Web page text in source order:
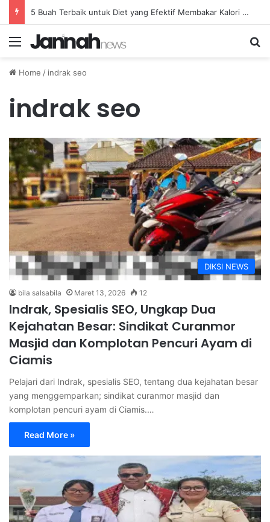
5 Buah Terbaik untuk Diet yang Efektif Membakar Kalori dengan Lebih Cepat
Menu
Home / indrak seo
indrak seo
DIKSI NEWS
bila salsabila Maret 13, 2026 12
Indrak, Spesialis SEO, Ungkap Dua
Kejahatan Besar: Sindikat Curanmor
Masjid dan Komplotan Pencuri Ayam di
Ciamis
Pelajari dari Indrak, spesialis SEO, tentang dua kejahatan besar
yang menggemparkan; sindikat curanmor masjid dan
komplotan pencuri ayam di Ciamis.…
Read More »